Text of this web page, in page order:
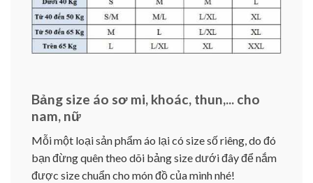
Bảng size áo sơ mi, khoác, thun,... cho
nam, nữ
Mỗi một loại sản phẩm áo lại có size số riêng, do đó
bạn đừng quên theo dõi bảng size dưới đây để nắm
được size chuẩn cho món đồ của mình nhé!